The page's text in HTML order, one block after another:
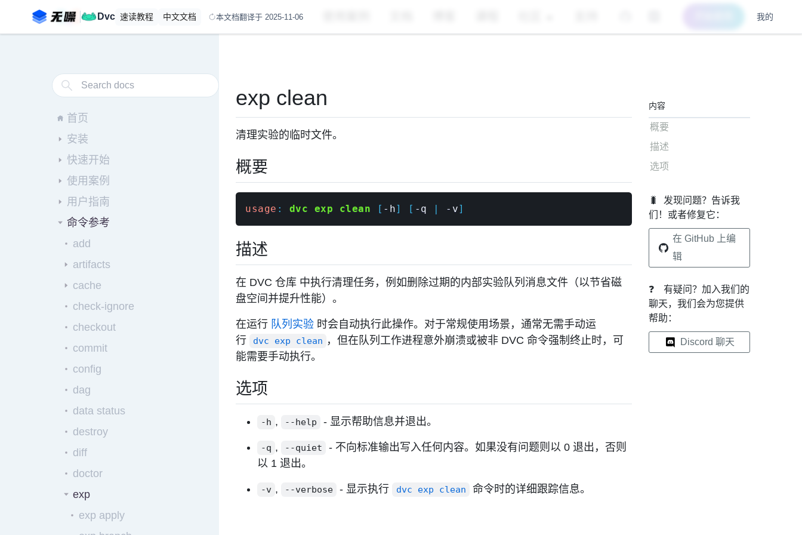
Dvc 速读教程 中文文档 本文档翻译于 2025-11-06 我的
首页
安装
快速开始
使用案例
用户指南
命令参考
add
artifacts
cache
check-ignore
checkout
commit
config
dag
data status
destroy
diff
doctor
exp
exp apply
exp clean
清理实验的临时文件。
概要
usage : dvc exp clean [ -h] [ -q | -v]
描述
在 DVC 仓库 中执行清理任务，例如删除过期的内部实验队列消息文件（以节省磁
盘空间并提升性能）。
在运行 队列实验 时会自动执行此操作。对于常规使用场景，通常无需手动运
行
dvc exp clean ，但在队列工作进程意外崩溃或被非 DVC 命令强制终止时，可
能需要手动执行。
选项
-h , --help - 显示帮助信息并退出。
-q , --quiet
- 不向标准输出写入任何内容。如果没有问题则以 0 退出，否则
以 1 退出。
-v , --verbose - 显示执行 dvc exp clean 命令时的详细跟踪信息。
内容
概要
描述
选项
🐛
发现问题？告诉我
们！或者修复它：
在 GitHub 上编
辑
❓
有疑问？加入我们的
聊天，我们会为您提供
帮助：
Discord 聊天